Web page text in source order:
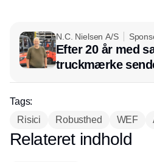
N.C. Nielsen A/S
Efter 20 år med
truckmærke
lagerchef
Tags:
Risici
Robusthed WEF
Annonce
Relateret indhold